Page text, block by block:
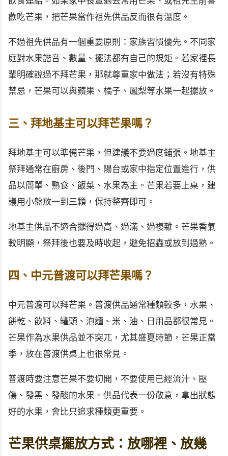
歡吃芒果，把芒果當作祖先供品反而很有溫度。
不過祖先供品有一個重要原則：家族習慣優先。不同家
庭對水果諧音、數量、擺法都有自己的規矩。若家裡長
輩明確說過不拜芒果，那就尊重家中做法；若沒有特殊
禁忌，芒果可以與蘋果、橘子、鳳梨等水果一起擺放。
三、拜地基主可以拜芒果嗎？
拜地基主可以準備芒果，但建議不要過度鋪張。地基主
祭拜通常在廚房、後門、陽台或家中指定位置進行，供
品以簡單、熟食、飯菜、水果為主。芒果若要上桌，建
議用小盤放一到三顆，保持整齊即可。
地基主供品不適合擺得過高、過滿、過複雜。芒果香氣
較明顯，祭拜後也要及時收起，避免招蟲或放到過熟。
四、中元普渡可以拜芒果嗎？
中元普渡可以拜芒果。普渡供品通常種類較多，水果、
餅乾、飲料、罐頭、泡麵、米、油、日用品都很常見。
芒果作為水果供品並不突兀，尤其盛夏時節，芒果正當
季，放在普渡供桌上也很常見。
普渡時要注意芒果不要切開，不要使用已經流汁、壓
傷、發黑、發酸的水果。供品代表一份敬意，拿出狀態
好的水果，會比只追求種類更重要。
芒果供桌擺放方式：放哪裡、放幾